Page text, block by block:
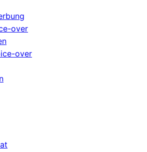
over
over